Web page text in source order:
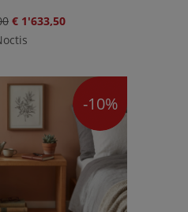
€ 1'633,50
-10%